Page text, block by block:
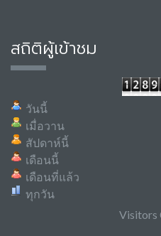
สถิติผู้เข้าชม
วันนี้
เมื่อวาน
สัปดาห์นี้
เดือนนี้
เดือนที่แล้ว
ทุกวัน
Visitors